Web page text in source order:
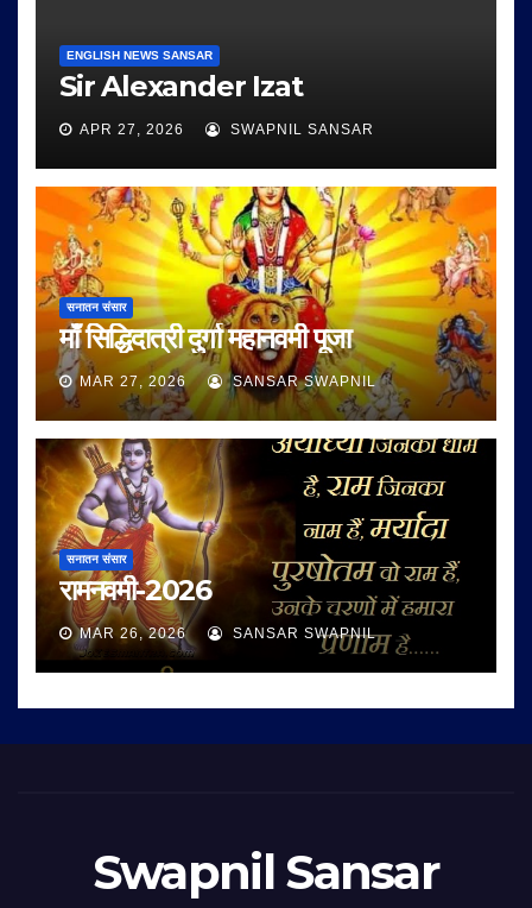
ENGLISH NEWS SANSAR
Sir Alexander Izat
APR 27, 2026 SWAPNIL SANSAR
सनातन संसार
माँ सिद्धिदात्री दुर्गा महानवमी पूजा
MAR 27, 2026 SANSAR SWAPNIL
सनातन संसार
रामनवमी-2026
MAR 26, 2026 SANSAR SWAPNIL
Swapnil Sansar